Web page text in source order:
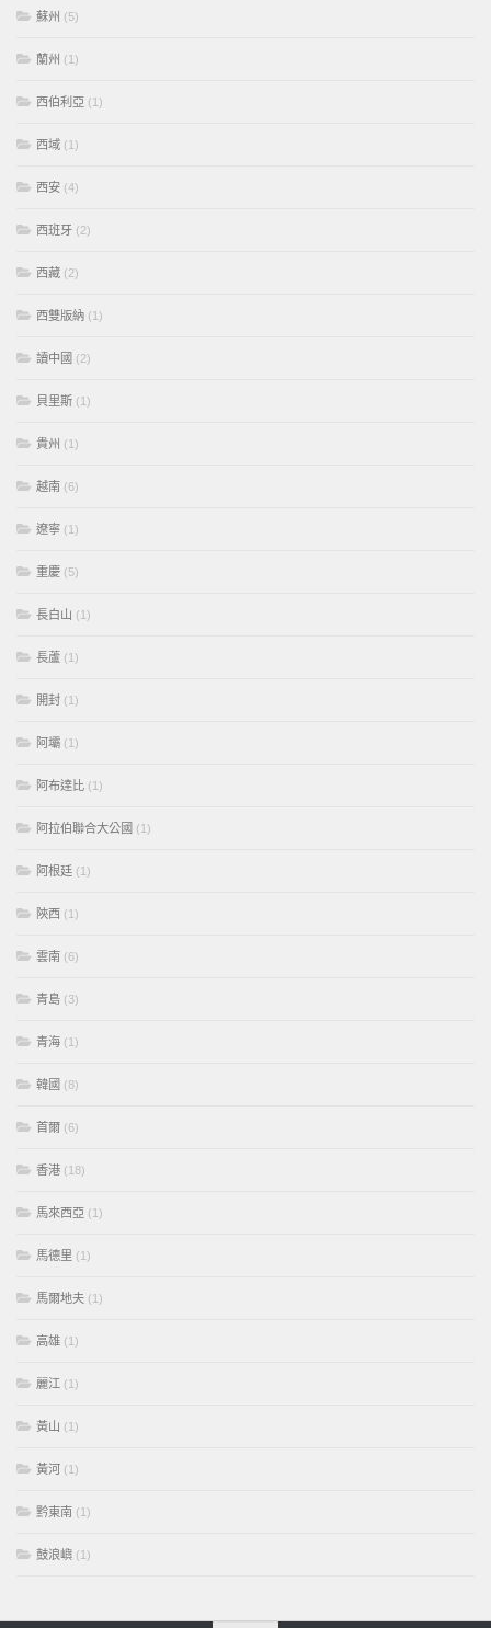
蘇州 (5)
蘭州 (1)
西伯利亞 (1)
西域 (1)
西安 (4)
西班牙 (2)
西藏 (2)
西雙版納 (1)
讀中國 (2)
貝里斯 (1)
貴州 (1)
越南 (6)
遼寧 (1)
重慶 (5)
長白山 (1)
長蘆 (1)
開封 (1)
阿壩 (1)
阿布達比 (1)
阿拉伯聯合大公國 (1)
阿根廷 (1)
陝西 (1)
雲南 (6)
青島 (3)
青海 (1)
韓國 (8)
首爾 (6)
香港 (18)
馬來西亞 (1)
馬德里 (1)
馬爾地夫 (1)
高雄 (1)
麗江 (1)
黃山 (1)
黃河 (1)
黔東南 (1)
鼓浪嶼 (1)